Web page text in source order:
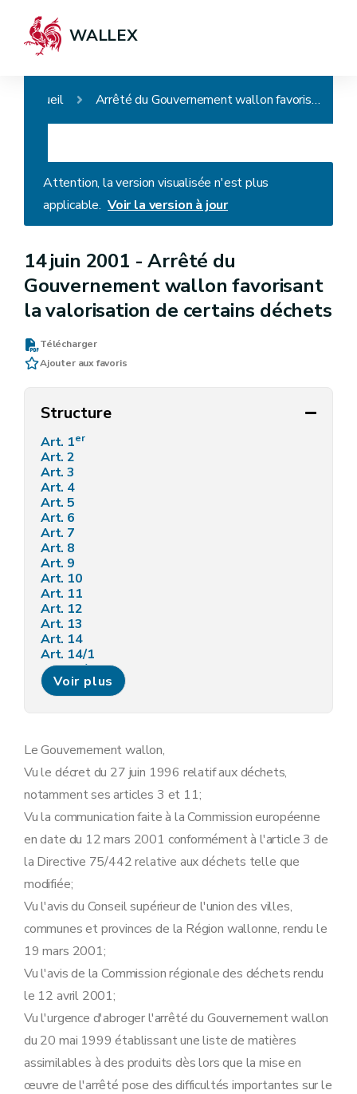
WALLEX
Accueil Arrêté du Gouvernement wallon favorisant la valorisation de certains déchets
Attention, la version visualisée n'est plus
applicable. Voir la version à jour
14 juin 2001 -Arrêté du
Gouvernement wallon favorisant
la valorisation de certains déchets
Télécharger
Ajouter aux favoris
Structure
Art. 1er
Art. 2
Art. 3
Art. 4
Art. 5
Art. 6
Art. 7
Art. 8
Art. 9
Art. 10
Art. 11
Art. 12
Art. 13
Art. 14
Art. 14/1
Art. 14/2
Art. 15
Art. 16
Annexe 1
Annexe 3
Annexe 4
Annexe 6
Voir plus
Le Gouvernement wallon,
Vu le décret du 27 juin 1996 relatif aux déchets,
notamment ses articles 3 et 11;
Vu la communication faite à la Commission européenne
en date du 12 mars 2001 conformément à l'article 3 de
la Directive 75/442 relative aux déchets telle que
modifiée;
Vu l'avis du Conseil supérieur de l'union des villes,
communes et provinces de la Région wallonne, rendu le
19 mars 2001;
Vu l'avis de la Commission régionale des déchets rendu
le 12 avril 2001;
Vu l'urgence d'abroger l'arrêté du Gouvernement wallon
du 20 mai 1999 établissant une liste de matières
assimilables à des produits dès lors que la mise en
œuvre de l'arrêté pose des difficultés importantes sur le